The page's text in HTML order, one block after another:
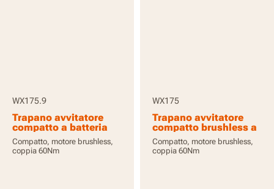
WX175.9
Trapano avvitatore
compatto a batteria
20V - senza batterie e
caricabatteria
Compatto, motore brushless,
coppia 60Nm
WX175
Trapano avvitatore
compatto brushless a
batteria 20V - con
batteria e
caricabatteria
Compatto, motore brushless,
coppia 60Nm